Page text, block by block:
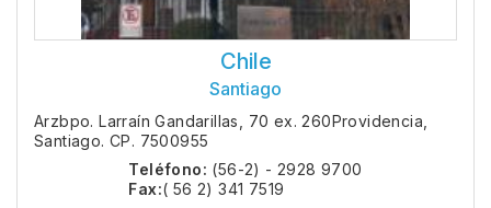
Chile
Santiago
Arzbpo. Larraín Gandarillas, 70 ex. 260Providencia,
Santiago. CP. 7500955
Teléfono: (56-2) - 2928 9700
Fax:( 56 2) 341 7519